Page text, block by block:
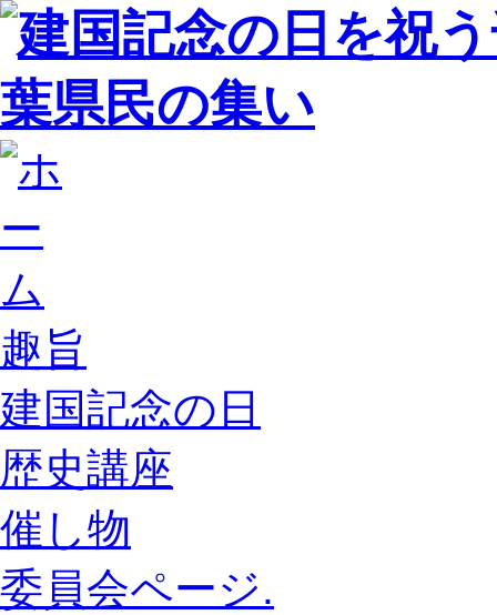
趣旨
建国記念の日
歴史講座
催し物
委員会ページ.